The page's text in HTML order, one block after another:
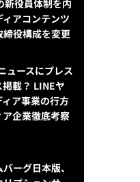
新役員体制を内
アコンテンツ
締役構成を変更
ュースにプレス
掲載？ LINEヤ
ィア事業の行方
ア企業徹底考察
ーグ日本版、